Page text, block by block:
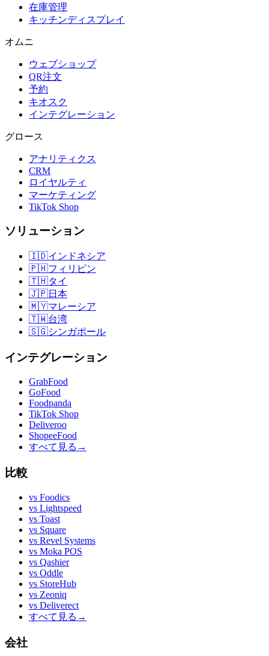
在庫管理
キッチンディスプレイ
オムニ
ウェブショップ
QR注文
予約
キオスク
インテグレーション
グロース
アナリティクス
CRM
ロイヤルティ
マーケティング
TikTok Shop
ソリューション
🇮🇩インドネシア
🇵🇭フィリピン
🇹🇭タイ
🇯🇵日本
🇲🇾マレーシア
🇹🇼台湾
🇸🇬シンガポール
インテグレーション
GrabFood
GoFood
Foodpanda
TikTok Shop
Deliveroo
ShopeeFood
すべて見る →
比較
vs Foodics
vs Lightspeed
vs Toast
vs Square
vs Revel Systems
vs Moka POS
vs Qashier
vs Oddle
vs StoreHub
vs Zeoniq
vs Deliverect
すべて見る →
会社